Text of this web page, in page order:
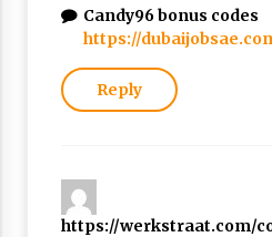
Candy96 bonus codes
https://
Reply
https://werkstraat.com/